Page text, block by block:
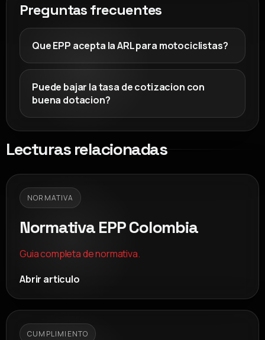
Preguntas frecuentes
Que EPP acepta la ARL para motociclistas?
Puede bajar la tasa de cotizacion con
buena dotacion?
Lecturas relacionadas
NORMATIVA
Normativa EPP Colombia
Guia completa de normativa.
Abrir articulo
CUMPLIMIENTO